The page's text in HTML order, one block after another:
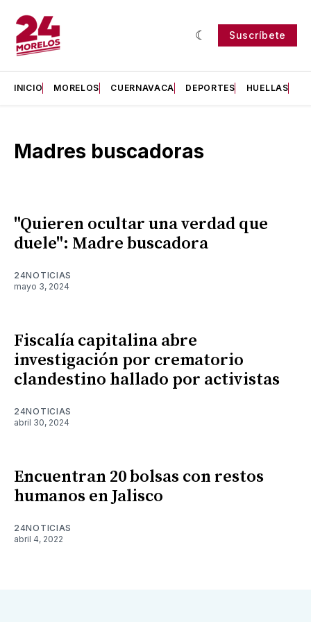
Suscríbete
INICIO MORELOS CUERNAVACA DEPORTES HUELLAS
Madres buscadoras
"Quieren ocultar una verdad que
duele": Madre buscadora
24NOTICIAS
mayo 3, 2024
Fiscalía capitalina abre
investigación por crematorio
clandestino hallado por activistas
24NOTICIAS
abril 30, 2024
Encuentran 20 bolsas con restos
humanos en Jalisco
24NOTICIAS
abril 4, 2022